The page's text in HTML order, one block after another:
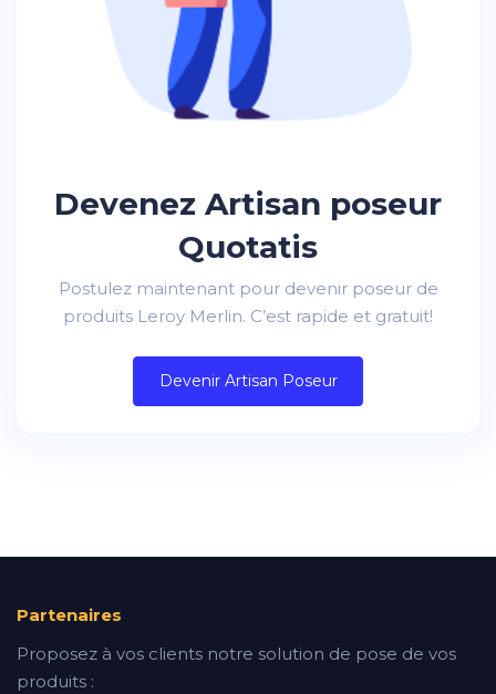
Devenez Artisan poseur
Quotatis
Postulez maintenant pour devenir poseur de
produits Leroy Merlin. C’est rapide et gratuit!
Devenir Artisan Poseur
Partenaires
Proposez à vos clients notre solution de pose de vos
produits :